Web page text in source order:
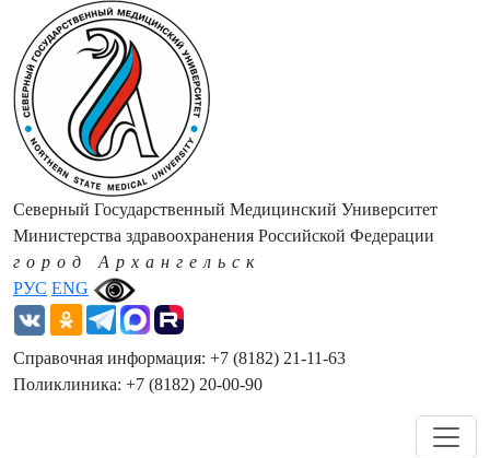
РУС ENG
Северный Государственный Медицинский Университет
Министерства здравоохранения Российской Федерации
город Архангельск
Справочная информация: +7 (8182) 21-11-63
Поликлиника: +7 (8182) 20-00-90